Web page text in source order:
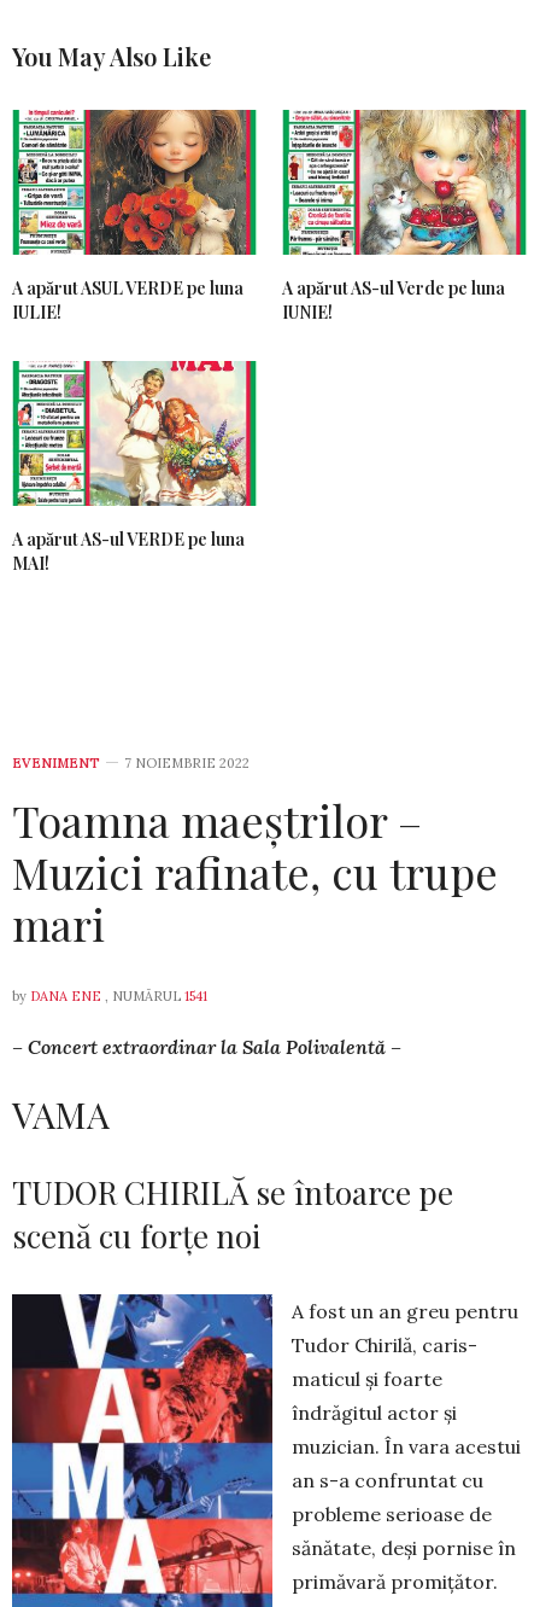
You May Also Like
A apărut ASUL VERDE pe luna
IULIE!
A apărut AS-ul Verde pe luna
IUNIE!
A apărut AS-ul VERDE pe luna
MAI!
EVENIMENT 7 NOIEMBRIE 2022
Toamna maeștrilor –
Muzici rafinate, cu trupe
mari
by DANA ENE , NUMĂRUL 1541
– Concert extraordinar la Sala Polivalentă –
VAMA
TUDOR CHIRILĂ se întoarce pe
scenă cu forțe noi
A fost un an greu pentru
Tudor Chirilă, caris­
maticul și foarte
îndrăgitul actor și
muzician. În vara acestui
an s-a confruntat cu
probleme serioase de
sănătate, deși pornise în
primăvară promițător.